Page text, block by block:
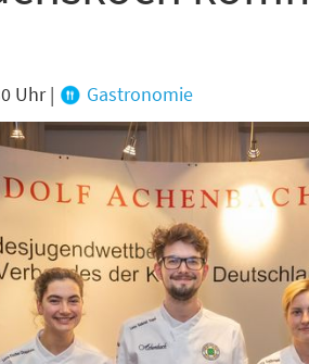
Uhr| Gastronomie